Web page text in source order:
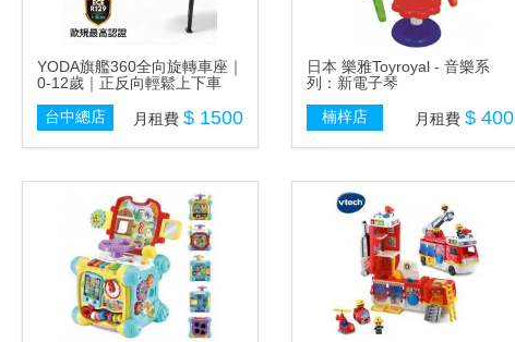
YODA旗艦360全向旋轉車座｜
0-12歲｜正反向輕鬆上下車
台中總店
月租費$ 1500
日本 樂雅Toyroyal - 音樂系
列：新電子琴
楠梓店
月租費 $ 400